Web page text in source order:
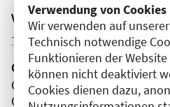
Verwendung von Cookies
Wir verwenden auf
Technisch notwendige
Funktionieren der
können nicht deaktiviert
Cookies dienen dazu,
Veranstaltungsreihe
Weitere Veranstaltungen
Organisator(en)
Caritas-Klinik Dominikus
Orthopädie und